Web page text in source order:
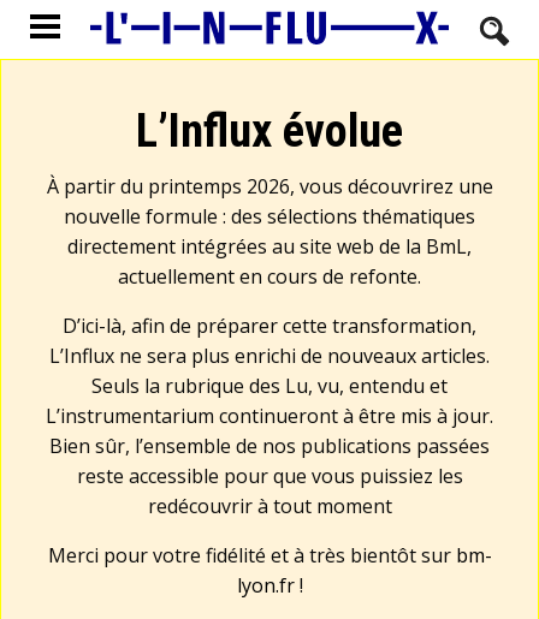
L’Influx évolue
À partir du printemps 2026, vous découvrirez une
nouvelle formule : des sélections thématiques
directement intégrées au site web de la BmL,
actuellement en cours de refonte.
D’ici-là, afin de préparer cette transformation,
L’Influx ne sera plus enrichi de nouveaux articles.
Seuls la rubrique des Lu, vu, entendu et
L’instrumentarium continueront à être mis à jour.
Bien sûr, l’ensemble de nos publications passées
reste accessible pour que vous puissiez les
redécouvrir à tout moment
Merci pour votre fidélité et à très bientôt sur bm-
lyon.fr!